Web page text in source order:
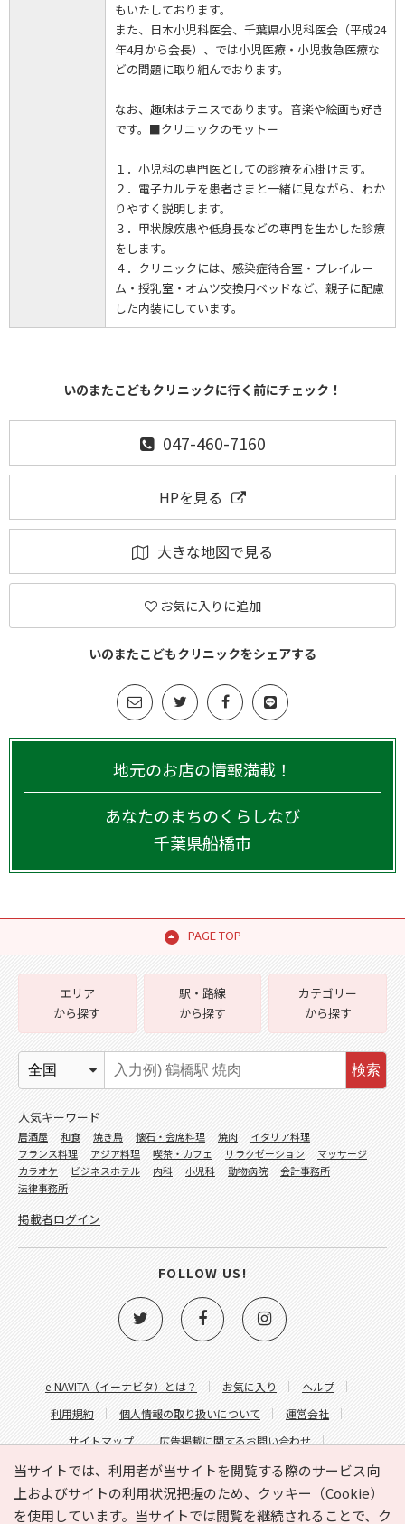
もいたしております。
また、日本小児科医会、千葉県小児科医会（平成24
年4月から会長）、では小児医療・小児救急医療な
どの問題に取り組んでおります。
なお、趣味はテニスであります。音楽や絵画も好き
です。■クリニックのモットー
１．小児科の専門医としての診療を心掛けます。
２．電子カルテを患者さまと一緒に見ながら、わか
りやすく説明します。
３．甲状腺疾患や低身長などの専門を生かした診療
をします。
４．クリニックには、感染症待合室・プレイルー
ム・授乳室・オムツ交換用ベッドなど、親子に配慮
した内装にしています。
いのまたこどもクリニックに行く前にチェック！
047-460-7160
HPを見る
大きな地図で見る
お気に入りに追加
いのまたこどもクリニックをシェアする
地元のお店の情報満載！
あなたのまちのくらしなび
千葉県船橋市
PAGE TOP
当サイトでは、利用者が当サイトを閲覧する際のサービス向
上およびサイトの利用状況把握のため、クッキー（Cookie）
を使用しています。当サイトでは閲覧を継続されることで、ク
e-NAVITA（イーナビタ）とは？ お気に入り
ヘルプ
利用規約
個人情報の取り扱いについて
運営会社
サイトマップ
広告掲載に関するお問い合わせ
サイトの内容に関するお問い合わせ
エリア
から探す
駅・路線
から探す
カテゴリー
から探す
検索
人気キーワード
居酒屋 和食 焼き鳥 懐石・会席料理 焼肉
イタリア料理
フランス料理
アジア料理 喫茶・カフェ リラクゼーション
マッサージ
カラオケ
ビジネスホテル 内科 小児科 動物病院
会計事務所
法律事務所
掲載者ログイン
FOLLOW US!